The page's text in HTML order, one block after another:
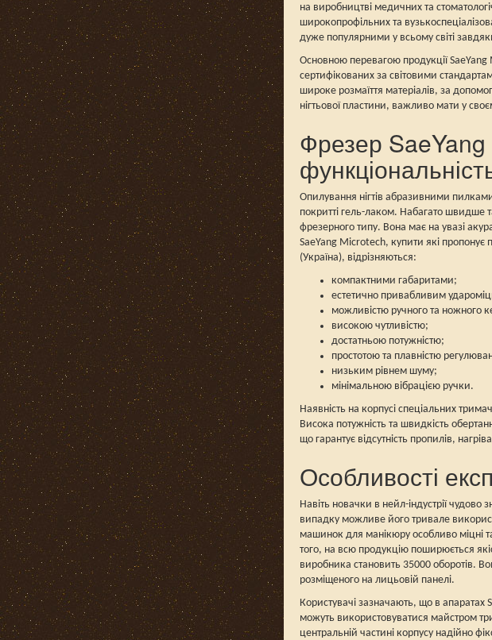
на виробництві медичних та
широкопрофільних та
дуже популярними у всьому світі
Основною перевагою продукції
сертифікованих за світовими
широке розмаїття матеріалів, за
нігтьової пластини, важливо мати у
Фрезер SaeYang
Опилування нігтів абразивними
покритті гель-лаком. Набагато швидше
фрезерного типу. Вона має на увазі
SaeYang Microtech, купити які
(Україна), відрізняються:
компактними габаритами;
естетично привабливим
можливістю ручного та ножного
високою чутливістю;
достатньою потужністю;
простотою та плавністю
низьким рівнем шуму;
мінімальною вібрацією ручки.
Наявність на корпусі спеціальних
Висока потужність та швидкість
що гарантує відсутність пропилів,
Особливості
Навіть новачки в нейл-індустрії
випадку можливе його тривале
машинок для манікюру особливо міцні
того, на всю продукцію поширюється
виробника становить 35000 оборотів.
розміщеного на лицьовій панелі.
Користувачі зазначають, що в апаратах
можуть використовуватися майстром
центральній частині корпусу надійно